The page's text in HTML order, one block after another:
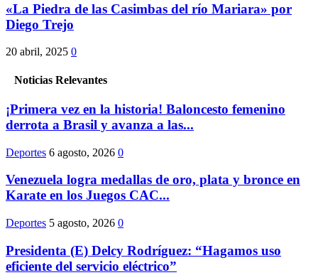
«La Piedra de las Casimbas del río Mariara» por
Diego Trejo
20 abril, 2025 0
Noticias Relevantes
¡Primera vez en la historia! Baloncesto femenino
derrota a Brasil y avanza a las...
Deportes 6 agosto, 2026 0
Venezuela logra medallas de oro, plata y bronce en
Karate en los Juegos CAC...
Deportes 5 agosto, 2026 0
Presidenta (E) Delcy Rodríguez: “Hagamos uso
eficiente del servicio eléctrico”